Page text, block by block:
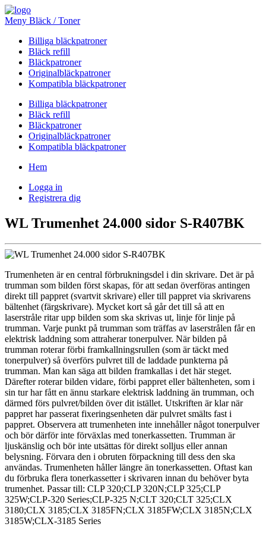
Meny Bläck / Toner
Billiga bläckpatroner
Bläck refill
Bläckpatroner
Originalbläckpatroner
Kompatibla bläckpatroner
Billiga bläckpatroner
Bläck refill
Bläckpatroner
Originalbläckpatroner
Kompatibla bläckpatroner
Hem
Logga in
Registrera dig
WL Trumenhet 24.000 sidor S-R407BK
Trumenheten är en central förbrukningsdel i din skrivare. Det är på
trumman som bilden först skapas, för att sedan överföras antingen
direkt till pappret (svartvit skrivare) eller till pappret via skrivarens
bältenhet (färgskrivare). Mycket kort så går det till så att en
laserstråle ritar upp bilden som ska skrivas ut, linje för linje på
trumman. Varje punkt på trumman som träffas av laserstrålen får en
elektrisk laddning som attraherar tonerpulver. När bilden på
trumman roterar förbi framkallningsrullen (som är täckt med
tonerpulver) så överförs pulvret till de laddade punkterna på
trumman. Man kan säga att bilden framkallas i det här steget.
Därefter roterar bilden vidare, förbi pappret eller bältenheten, som i
sin tur har fått en ännu starkare elektrisk laddning än trumman, och
därmed förs pulvret/bilden över dit istället. Utskriften är klar när
pappret har passerat fixeringsenheten där pulvret smälts fast i
pappret. Observera att trumenheten inte innehåller något tonerpulver
och bör därför inte förväxlas med tonerkassetten. Trumman är
ljuskänslig och bör inte utsättas för direkt solljus eller annan
belysning. Förvara den i obruten förpackning till dess den ska
användas. Trumenheten håller längre än tonerkassetten. Oftast kan
du förbruka flera tonerkassetter i skrivaren innan du behöver byta
trumenhet. Passar till: CLP 320;CLP 320N;CLP 325;CLP
325W;CLP-320 Series;CLP-325 N;CLT 320;CLT 325;CLX
3180;CLX 3185;CLX 3185FN;CLX 3185FW;CLX 3185N;CLX
3185W;CLX-3185 Series